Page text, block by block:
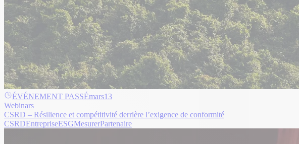
ÉVÉNEMENT PASSÉmars13
Webinars
CSRD – Résilience et compétitivité derrière l’exigence de conformité
CSRDEntrepriseESGMesurerPartenaire